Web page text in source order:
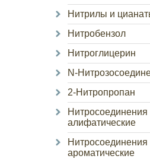
Нитрилы и
Нитробензол
Нитроглицерин
N-
2-Нитропропан
Нитросоединения
алифатические
Нитросоединения
ароматические